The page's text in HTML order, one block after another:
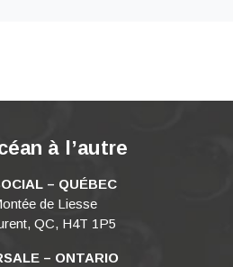
à l’autre
– QUÉBEC
de Liesse
QC, H4T 1P5
– ONTARIO